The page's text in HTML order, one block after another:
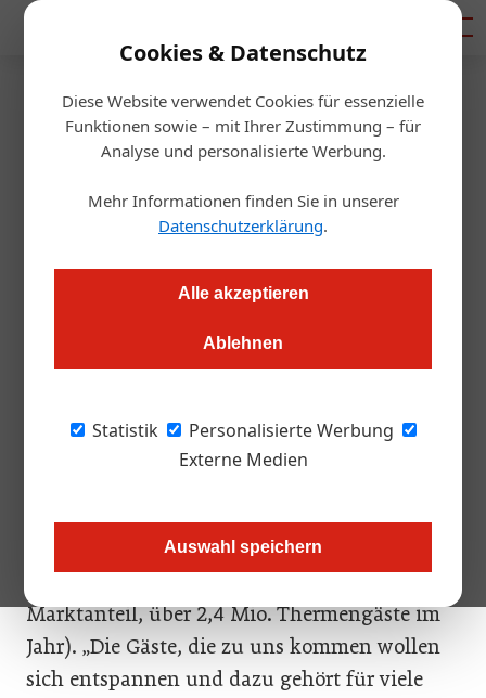
Cookies & Datenschutz
Diese Website verwendet Cookies für essenzielle
Funktionen sowie – mit Ihrer Zustimmung – für
Analyse und personalisierte Werbung.
Mehr Informationen finden Sie in unserer
Datenschutzerklärung.
Alle akzeptieren
Ablehnen
Statistik
Personalisierte Werbung
Externe Medien
Auswahl speichern
Startseite/Gastro & Hotel
Vamed übernimmt
Buchpatenschaften
Wien. Der Marktführer im heimischen Thermen- und
Gesundheitsbereich unterstützt die Österreichische
Lesens“ in allen acht Resorts.
Gesundheitsanbieter der Welt und mit acht
Anlagen auch in Österreich Marktführer im
Marktanteil, über 2,4 Mio. Thermengäste im
Jahr). „Die Gäste, die zu uns kommen wollen
sich entspannen und dazu gehört für viele